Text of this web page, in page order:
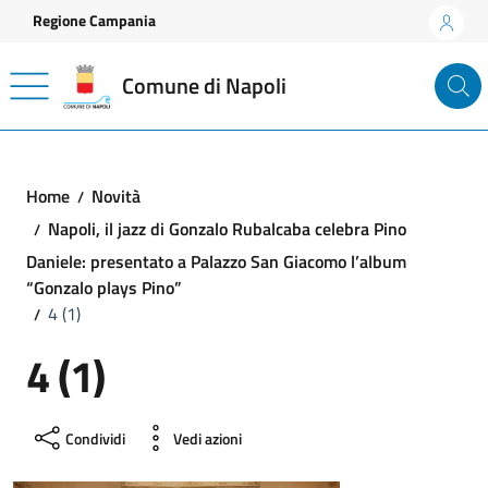
Vai ai contenuti
Vai al footer
Regione Campania
Comune di Napoli
Home
Novità
Napoli, il jazz di Gonzalo Rubalcaba celebra Pino
Daniele: presentato a Palazzo San Giacomo l’album
“Gonzalo plays Pino”
4 (1)
4 (1)
Condividi Vedi azioni